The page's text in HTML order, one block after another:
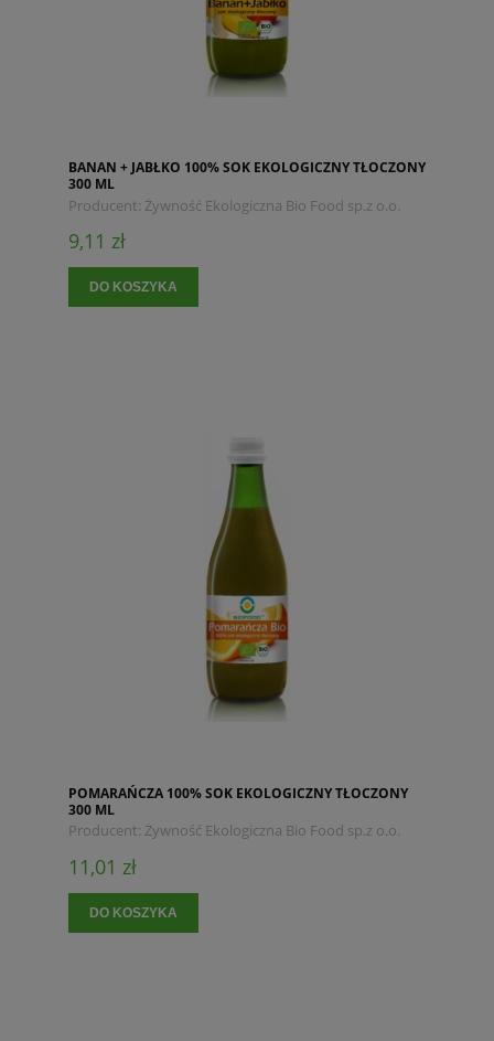
BANAN + JABŁKO 100% SOK EKOLOGICZNY TŁOCZONY
300 ML
Producent: Żywność Ekologiczna Bio Food sp.z o.o.
9,11 zł
DO KOSZYKA
POMARAŃCZA 100% SOK EKOLOGICZNY TŁOCZONY
300 ML
Producent: Żywność Ekologiczna Bio Food sp.z o.o.
11,01 zł
DO KOSZYKA